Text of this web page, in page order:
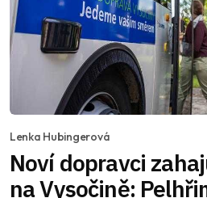
Lenka Hubingerová
Noví dopravci
na Vysočině: